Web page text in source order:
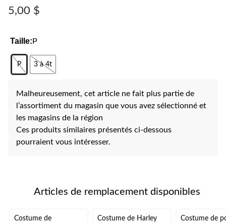
5,00 $
Taille: P
P 3 à 4t
Malheureusement, cet article ne fait plus partie de
l’assortiment du magasin que vous avez sélectionné et
les magasins de la région
Ces produits similaires présentés ci-dessous
pourraient vous intéresser.
Articles de remplacement disponibles
Costume de
Costume de Harley
Costume de